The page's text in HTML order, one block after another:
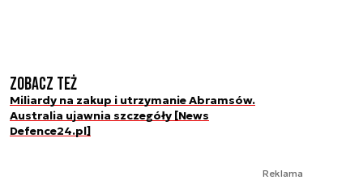
Zobacz też
Miliardy na zakup i utrzymanie Abramsów.
Australia ujawnia szczegóły [News
Defence24.pl]
Reklama